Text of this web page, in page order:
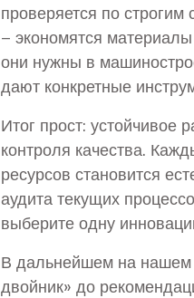
проверяется по строгим
– экономятся
они нужны в
дают конкретные
Итог прост: устойчивое
контроля качества.
ресурсов становится
аудита текущих
выберите одну
В дальнейшем на нашем
двойник» до